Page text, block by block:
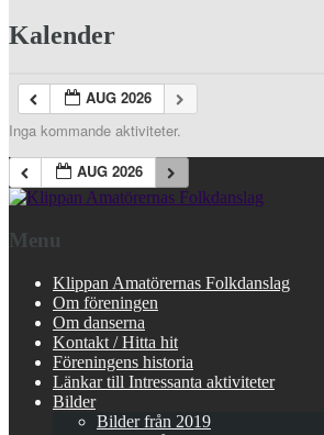
Kalender
AUG 2026
Inga kommande aktiviteter.
AUG 2026
Menu
Klippan Amatörernas Folkdanslag
Om föreningen
Om danserna
Kontakt / Hitta hit
Föreningens historia
Länkar till Intressanta aktiviteter
Bilder
Bilder från 2019